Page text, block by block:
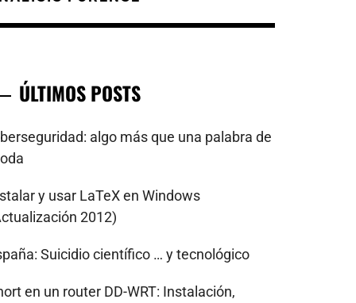
ÚLTIMOS POSTS
algo más que una palabra de
y usar LaTeX en Windows
2012)
Suicidio científico … y tecnológico
en un router DD-WRT: Instalación,